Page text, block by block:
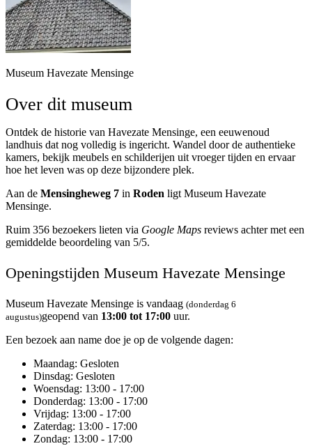
Museum Havezate Mensinge
Over dit museum
Ontdek de historie van Havezate Mensinge, een eeuwenoud
landhuis dat nog volledig is ingericht. Wandel door de authentieke
kamers, bekijk meubels en schilderijen uit vroeger tijden en ervaar
hoe het leven was op deze bijzondere plek.
Aan de Mensingheweg 7 in Roden ligt Museum Havezate
Mensinge.
Ruim 356 bezoekers lieten via Google Maps reviews achter met een
gemiddelde beoordeling van 5/5.
Openingstijden Museum Havezate Mensinge
Museum Havezate Mensinge is vandaag (donderdag 6
augustus)geopend van 13:00 tot 17:00 uur.
Een bezoek aan name doe je op de volgende dagen:
Maandag: Gesloten
Dinsdag: Gesloten
Woensdag: 13:00 - 17:00
Donderdag: 13:00 - 17:00
Vrijdag: 13:00 - 17:00
Zaterdag: 13:00 - 17:00
Zondag: 13:00 - 17:00